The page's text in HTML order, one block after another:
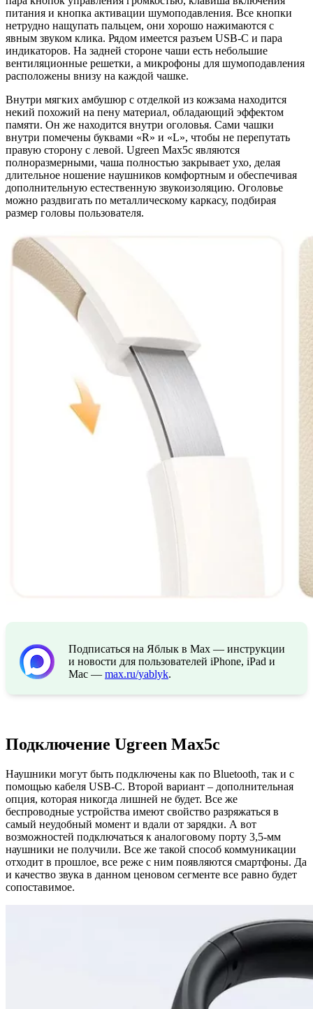
питания и кнопка активации шумоподавления. Все кнопки
нетрудно нащупать пальцем, они хорошо нажимаются с
явным звуком клика. Рядом имеется разъем USB-C и пара
индикаторов. На задней стороне чаши есть небольшие
вентиляционные решетки, а микрофоны для шумоподавления
расположены внизу на каждой чашке.
Внутри мягких амбушюр с отделкой из кожзама находится
некий похожий на пену материал, обладающий эффектом
памяти. Он же находится внутри оголовья. Сами чашки
внутри помечены буквами «R» и «L», чтобы не перепутать
правую сторону с левой. Ugreen Max5c являются
полноразмерными, чаша полностью закрывает ухо, делая
длительное ношение наушников комфортным и обеспечивая
дополнительную естественную звукоизоляцию. Оголовье
можно раздвигать по металлическому каркасу, подбирая
размер головы пользователя.
Подписаться на Яблык в Max — инструкции
и новости для пользователей iPhone, iPad и
Mac — max.ru/yablyk.
Подключение Ugreen Max5c
Наушники могут быть подключены как по Bluetooth, так и с
помощью кабеля USB-C. Второй вариант – дополнительная
опция, которая никогда лишней не будет. Все же
беспроводные устройства имеют свойство разряжаться в
самый неудобный момент и вдали от зарядки. А вот
возможностей подключаться к аналоговому порту 3,5-мм
наушники не получили. Все же такой способ коммуникации
отходит в прошлое, все реже с ним появляются смартфоны. Да
и качество звука в данном ценовом сегменте все равно будет
сопоставимое.